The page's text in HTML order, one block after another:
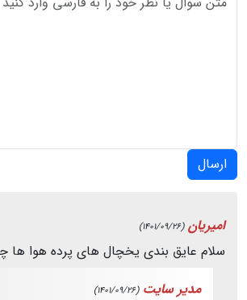
ارسال
امیریان (1401/09/26)
سلام عایق بندی یخچال های پرده هوا ها
مدیر سایت (1401/09/26)